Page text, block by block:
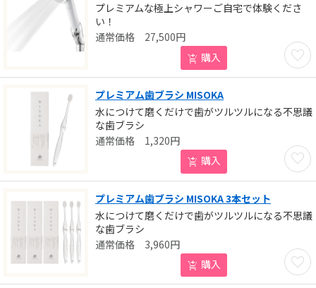
プレミアムな極上シャワーご自宅で体験くださ
い！
お気
27,500円
購入
プレミアム歯ブラシ MISOKA
水につけて磨くだけで歯がツルツルになる不思議
な歯ブラシ
お気
1,320円
購入
プレミアム歯ブラシ MISOKA 3本セット
水につけて磨くだけで歯がツルツルになる不思議
な歯ブラシ
お気
3,960円
購入